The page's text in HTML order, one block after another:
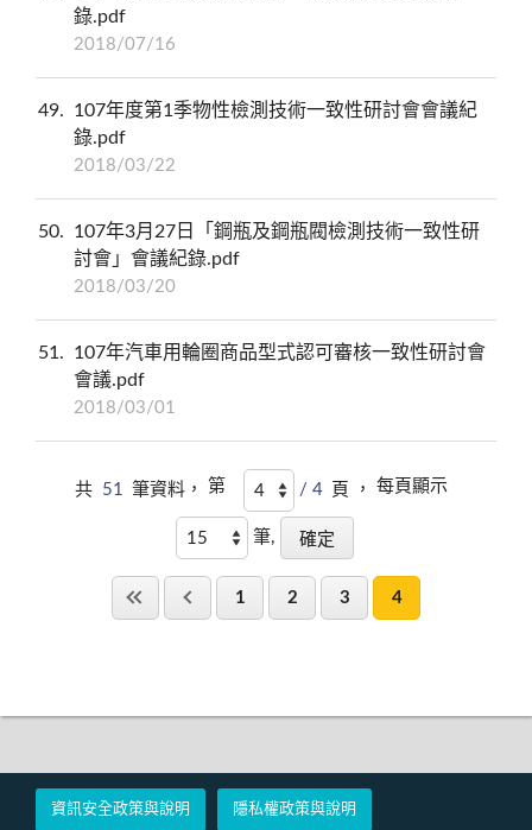
錄.pdf
2018/07/16
49
107年度第1季物性檢測技術一致性研討會會議紀
錄.pdf
2018/03/22
50
107年3月27日「鋼瓶及鋼瓶閥檢測技術一致性研
討會」會議紀錄.pdf
2018/03/20
51
107年汽車用輪圈商品型式認可審核一致性研討會
會議.pdf
2018/03/01
共 51 筆資料， 第 / 4 頁 ，每頁顯示
筆,
1 2 3 4
資訊安全政策與說明 隱私權政策與說明